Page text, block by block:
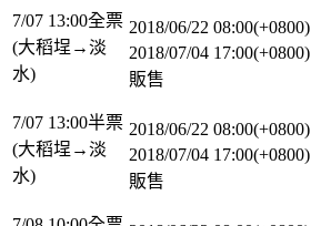
7/07 13:00全票
(大稻埕→淡
水)
2018/06/22 08:00(+0800)
2018/07/04 17:00(+0800)
販售
7/07 13:00半票
(大稻埕→淡
水)
2018/06/22 08:00(+0800)
2018/07/04 17:00(+0800)
販售